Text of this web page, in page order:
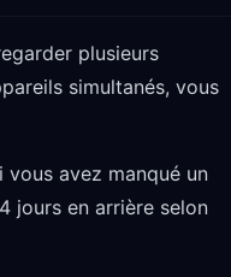
plusieurs
simultanés, vous
avez manqué un
jours en arrière selon